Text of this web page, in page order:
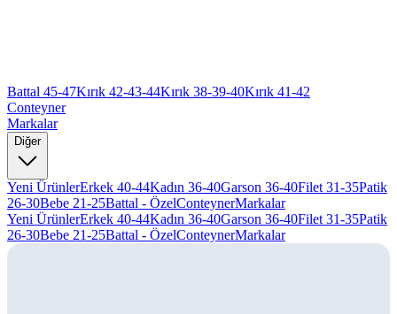
Battal 45-47Kırık 42-43-44Kırık 38-39-40Kırık 41-42
Conteyner
Markalar
Diğer
Yeni ÜrünlerErkek 40-44Kadın 36-40Garson 36-40Filet 31-35Patik
26-30Bebe 21-25Battal - ÖzelConteynerMarkalar
Yeni ÜrünlerErkek 40-44Kadın 36-40Garson 36-40Filet 31-35Patik
26-30Bebe 21-25Battal - ÖzelConteynerMarkalar